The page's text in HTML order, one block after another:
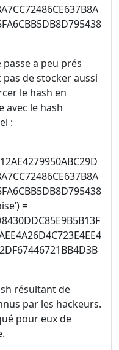
a peu prés
pas de stocker aussi
le hash en
avec le hash
:
=
résultant de
par les hackeurs.
pour eux de